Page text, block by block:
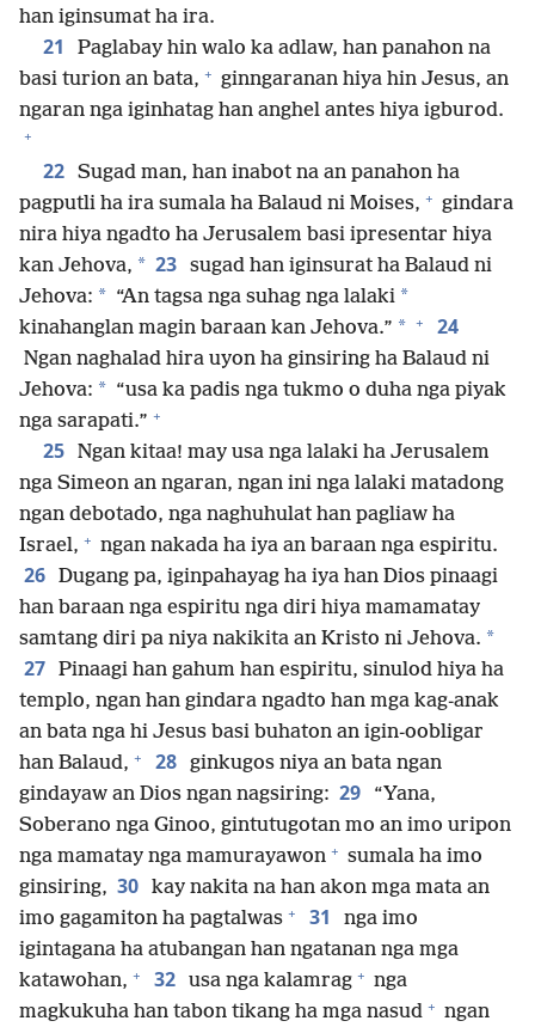
han iginsumat ha ira.
21
Paglabay hin walo ka adlaw, han panahon na
basi turion an bata, + ginngaranan hiya hin Jesus, an
ngaran nga iginhatag han anghel antes hiya igburod.
+
22 Sugad man, han inabot na an panahon ha
pagputli ha ira sumala ha Balaud ni Moises, + gindara
nira hiya ngadto ha Jerusalem basi ipresentar hiya
kan Jehova, * 23 sugad han iginsurat ha Balaud ni
Jehova: * “An tagsa nga suhag nga lalaki *
kinahanglan magin baraan kan Jehova.” * + 24
Ngan naghalad hira uyon ha ginsiring ha Balaud ni
Jehova: * “usa ka padis nga tukmo o duha nga piyak
nga sarapati.” +
25 Ngan kitaa! may usa nga lalaki ha Jerusalem
nga Simeon an ngaran, ngan ini nga lalaki matadong
ngan debotado, nga naghuhulat han pagliaw ha
Israel, + ngan nakada ha iya an baraan nga espiritu.
26 Dugang pa, iginpahayag ha iya han Dios pinaagi
han baraan nga espiritu nga diri hiya mamamatay
samtang diri pa niya nakikita an Kristo ni Jehova. *
27 Pinaagi han gahum han espiritu, sinulod hiya ha
templo, ngan han gindara ngadto han mga kag-anak
an bata nga hi Jesus basi buhaton an igin-oobligar
han Balaud, + 28 ginkugos niya an bata ngan
gindayaw an Dios ngan nagsiring: 29
“Yana,
Soberano nga Ginoo, gintutugotan mo an imo uripon
nga mamatay nga mamurayawon + sumala ha imo
ginsiring, 30 kay nakita na han akon mga mata an
imo gagamiton ha pagtalwas + 31
nga imo
igintagana ha atubangan han ngatanan nga mga
katawohan, + 32 usa nga kalamrag + nga
magkukuha han tabon tikang ha mga nasud + ngan